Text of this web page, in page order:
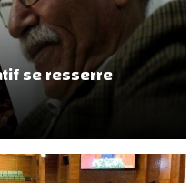
se resserre